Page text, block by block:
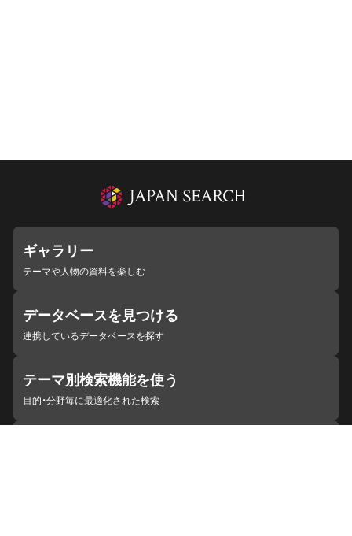
ギャラリー
テーマや人物の資料を楽しむ
データベースを見つける
連携しているデータベースを探す
テーマ別検索機能を使う
目的・分野毎に最適化された検索